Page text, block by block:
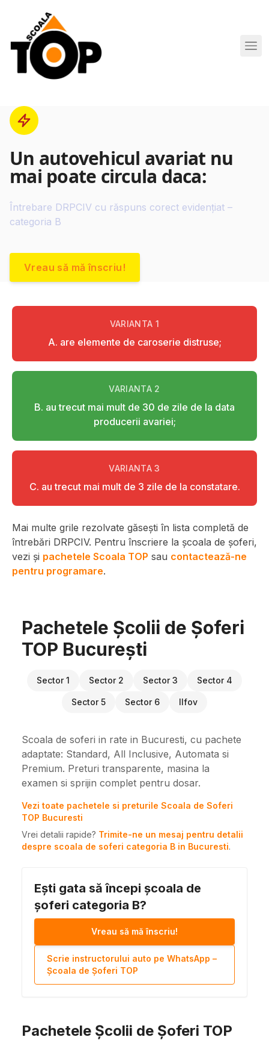
Scoala de Soferi TOP navigation
Un autovehicul avariat nu
mai poate circula daca:
Întrebare DRPCIV cu răspuns corect evidențiat –
categoria B
Vreau să mă înscriu!
VARIANTA 1
A. are elemente de caroserie distruse;
VARIANTA 2
B. au trecut mai mult de 30 de zile de la data
producerii avariei;
VARIANTA3
C. au trecut mai mult de 3 zile de la constatare.
Mai multe grile rezolvate găsești în lista completă de
întrebări DRPCIV. Pentru înscriere la școala de șoferi,
vezi și pachetele Scoala TOP sau contactează-ne
pentru programare.
Pachetele Școlii de Șoferi
TOP București
Sector 1 Sector 2 Sector 3 Sector 4
Sector 5 Sector 6 Ilfov
Scoala de soferi in rate in Bucuresti, cu pachete
adaptate: Standard, All Inclusive, Automata si
Premium. Preturi transparente, masina la
examen si sprijin complet pentru dosar.
Vezi toate pachetele si preturile Scoala de Soferi
TOP Bucuresti
Vrei detalii rapide? Trimite-ne un mesaj pentru detalii
despre scoala de soferi categoria B in Bucuresti.
Ești gata să începi școala de
șoferi categoria B?
Vreau să mă înscriu!
Scrie instructorului auto pe WhatsApp –
Școala de Șoferi TOP
Pachetele Școlii de Șoferi TOP